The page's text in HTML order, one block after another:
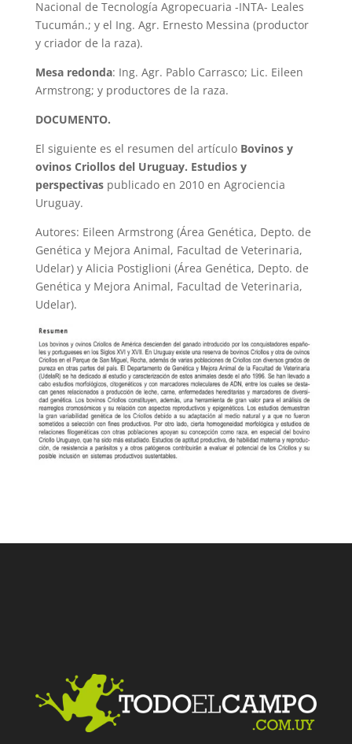
Nacional de Tecnología Agropecuaria -INTA- Leales
Tucumán.; y el Ing. Agr. Ernesto Messina (productor
y criador de la raza).
Mesa redonda: Ing. Agr. Pablo Carrasco; Lic. Eileen
Armstrong; y productores de la raza.
DOCUMENTO.
El siguiente es el resumen del artículo Bovinos y
ovinos Criollos del Uruguay. Estudios y
perspectivaspublicado en 2010 en Agrociencia
Uruguay.
Autores: Eileen Armstrong (Área Genética, Depto. de
Genética y Mejora Animal, Facultad de Veterinaria,
Udelar) y Alicia Postiglioni (Área Genética, Depto. de
Genética y Mejora Animal, Facultad de Veterinaria,
Udelar).